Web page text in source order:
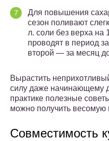
Для повышения
сезон поливают
л. соли без верха
проводят в период
второй — за месяц
Вырастить
силу даже начинающему
практике полезные
можно получить весомую
Совместимость